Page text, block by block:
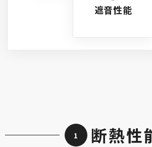
遮音性能
1 断熱性